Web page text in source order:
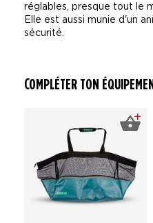
réglables, presque tout le
Elle est aussi munie d'un
sécurité.
COMPLÉTER TON